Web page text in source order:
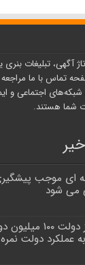
آگهی، تبلیغات بنری
تماس با ما مراجعه
اجتماعی و
شما هستند.
ای موجب
می شود
رئیسی: در ۱۰۰ روز
عملکرد دولت